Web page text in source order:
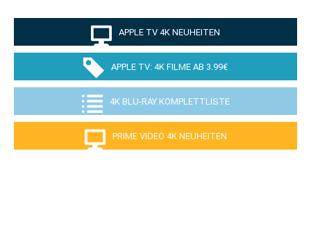
APPLE TV 4K NEUHEITEN
APPLE TV: 4K FILME AB 3.99€
4K BLU-RAY KOMPLETTLISTE
PRIME VIDEO 4K NEUHEITEN